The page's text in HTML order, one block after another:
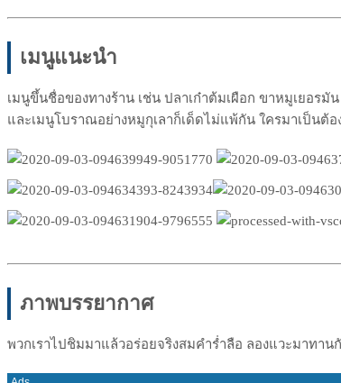
เมนูแนะนำ
เมนูขึ้นชื่อของทางร้าน เช่น ปลาเก๋าต้มเผือก ขาหมูเยอรมั
และเมนูโบราณอย่างหมูกุเลาก็เด็ดไม่แพ้กัน ใครมาเป็นต้
ภาพบรรยากาศ
พวกเราไปชิมมาแล้วอร่อยจริงสมคำร่ำลือ ลองแวะมาทาน